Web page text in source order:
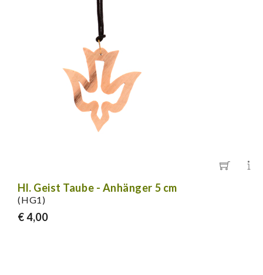
Hl. Geist Taube - Anhänger 5 cm
(HG1)
€ 4,00